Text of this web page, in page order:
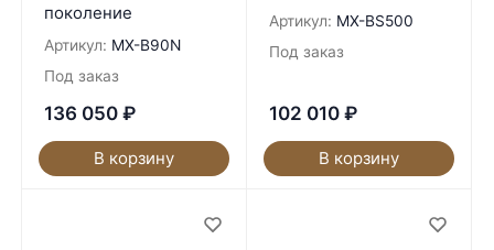
поколение
Артикул: MX-B90N
Под заказ
136 050 ₽
В корзину
Артикул: MX-BS500
Под заказ
102 010 ₽
В корзину